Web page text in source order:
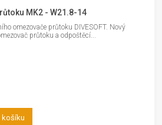
MK2 - W21.8-14
omezovače průtoku DIVESOFT. Nový
průtoku a odpoštěcí...
košíku